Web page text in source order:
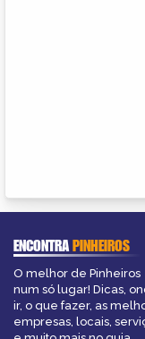
ENCONTRAPINHEIROS
O melhor de Pinheiros
num só lugar! Dicas,
ir, o que fazer, as
empresas, locais,